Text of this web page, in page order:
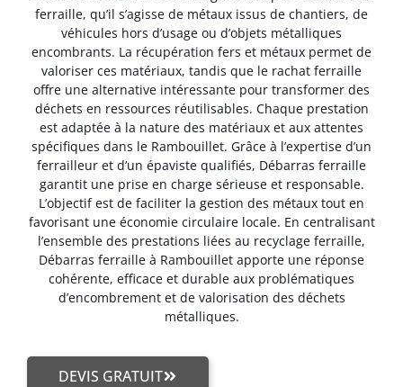
ferraille, qu’il s’agisse de métaux issus de chantiers, de
véhicules hors d’usage ou d’objets métalliques
encombrants. La récupération fers et métaux permet de
valoriser ces matériaux, tandis que le rachat ferraille
offre une alternative intéressante pour transformer des
déchets en ressources réutilisables. Chaque prestation
est adaptée à la nature des matériaux et aux attentes
spécifiques dans le Rambouillet. Grâce à l’expertise d’un
ferrailleur et d’un épaviste qualifiés, Débarras ferraille
garantit une prise en charge sérieuse et responsable.
L’objectif est de faciliter la gestion des métaux tout en
favorisant une économie circulaire locale. En centralisant
l’ensemble des prestations liées au recyclage ferraille,
Débarras ferraille à Rambouillet apporte une réponse
cohérente, efficace et durable aux problématiques
d’encombrement et de valorisation des déchets
métalliques.
DEVIS GRATUIT